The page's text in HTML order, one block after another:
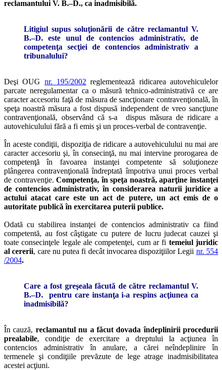
reclamantului V. B.–D., ca inadmisibilă.
Litigiul supus soluţionării de către reclamantul V.
B.–D. este unul de contencios administrativ, de
competenţa secţiei de contencios administrativ a
tribunalului?
Deşi OUG nr. 195/2002 reglementează ridicarea autovehiculelor
parcate neregulamentar ca o măsură tehnico-administrativă ce are
caracter accesoriu faţă de măsura de sancţionare contravenţională, în
speţa noastră măsura a fost dispusă independent de vreo sancţiune
contravenţională, observând că s-a dispus măsura de ridicare a
autovehiculului fără a fi emis şi un proces-verbal de contravenţie.
În aceste condiţii, dispoziţia de ridicare a autovehiculului nu mai are
caracter accesoriu şi, în consecinţă, nu mai intervine prorogarea de
competenţă în favoarea instanţei competente să soluţioneze
plângerea contravenţională îndreptată împotriva unui proces verbal
de contravenţie.Competenţa, în speţa noastră, aparţine instanţei
de contencios administrativ, în considerarea naturii juridice a
actului atacat care este un act de putere, un act emis de o
autoritate publică în exercitarea puterii publice.
Odată cu stabilirea instanţei de contencios administrativ ca fiind
competentă, au fost câştigate cu putere de lucru judecat cauzei şi
toate consecinţele legale ale competenţei, cum ar fi temeiul juridic
al cererii, care nu putea fi decât invocarea dispoziţiilor Legii nr. 554
/2004.
Care a fost greşeala făcută de către reclamantul V.
B.–D. pentru care instanţa i-a respins acţiunea ca
inadmisibilă?
În cauză, reclamantul nu a făcut dovada îndeplinirii procedurii
prealabile, condiţie de exercitare a dreptului la acţiunea în
contencios administrativ în anulare, a cărei neîndeplinire în
termenele şi condiţiile prevăzute de lege atrage inadmisibilitatea
acestei acţiuni.